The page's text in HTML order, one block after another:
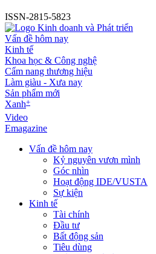
ISSN-2815-5823
Vấn đề hôm nay
Kinh tế
Khoa học & Công nghệ
Cẩm nang thương hiệu
Làm giàu - Xưa nay
Sản phẩm mới
Xanh+
Video
Emagazine
Vấn đề hôm nay
Kỷ nguyên vươn mình
Góc nhìn
Hoạt động IDE/VUSTA
Sự kiện
Kinh tế
Tài chính
Đầu tư
Bất động sản
Tiêu dùng